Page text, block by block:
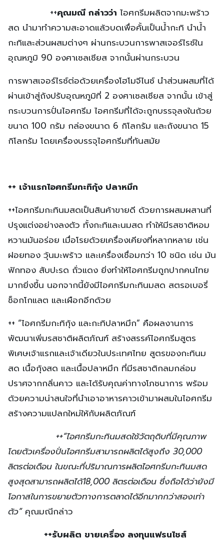
++คุณมณี กล่าวว่า ไอศกรีมผลิตจากมะพร้าว
สด นำมาทำความสะอาดแล้วบดเพื่อคั้นเป็นน้ำกะทิ นำน้ำ
กะทิและส่วนผสมต่างๆ ผ่านกระบวนการพาสเจอร์ไรซ์ใน
อุณหภูมิ 90 องศาเซลเซียส จากนั้นผ่านกระบวน
การพาสเจอร์ไรซ์ต่อด้วยเครื่องโฮโมจีไนซ์ นำส่วนผสมที่ได้
ผ่านเข้าสู่ถังปรับอุณหภูมิที่ 2 องศาเซลเซียส จากนั้น เข้าสู่
กระบวนการปั่นไอศกรีม ไอศกรีมที่ได้จะถูกบรรจุลงในถ้วย
ขนาด 100 กรัม กล่องขนาด 6 กิโลกรัม และถังขนาด 15
กิโลกรัม โดยเครื่องบรรจุไอศกรีมที่ทันสมัย
++ เจ้าแรกไอศกรีมกะทิกุ้ง ปลาหมึก
++ไอศกรีมกะทินมสดเป็นสินค้าขายดี ด้วยการผสมผสานที่
ปรุงแต่งอย่างลงตัว ทั้งกะทิและนมสด ทำให้มีรสชาติหอม
หวานมันอร่อย เมื่อโรยด้วยเครื่องเคียงที่หลากหลาย เช่น
ฝอยทอง วุ้นมะพร้าว และเครื่องเชื่อมกว่า 10 ชนิด เช่น มัน
ฟักทอง สับปะรด ถั่วแดง ยิ่งทำให้ไอศกรีมถูกปากคนไทย
มากยิ่งขึ้น นอกจากนี้ยังมีไอศกรีมกะทินมสด สตรอเบอรี่
ช็อกโกแลต และเผือกอีกด้วย
++ “ไอศกรีมกะทิกุ้ง และกะทิปลาหมึก” คือผลงานการ
พัฒนาเพิ่มรสชาติผลิตภัณฑ์ สร้างสรรค์ไอศกรีมสูตร
พิเศษเจ้าแรกและเจ้าเดียวในประเทศไทย สูตรของกะทินม
สด เนื้อกุ้งสด และเนื้อปลาหมึก ที่มีรสชาติกลมกล่อม
ปราศจากกลิ่นคาว และได้รับคุณค่าทางโภชนาการ พร้อม
ด้วยความน่าสนใจที่นำเอาอาหารคาวเข้ามาผสมในไอศกรีม
สร้างความแปลกใหม่ให้กับผลิตภัณฑ์
++“ไอศกรีมกะทินมสดใช้วัตถุดิบที่มีคุณภาพ
โดยตัวเครื่องปั่นไอศกรีมสามารถผลิตได้สูงถึง 30,000
ลิตรต่อเดือน ในขณะที่ปริมาณการผลิตไอศกรีมกะทินมสด
สูงสุดสามารถผลิตได้18,000 ลิตรต่อเดือน ซึ่งถือได้ว่ายังมี
โอกาสในการขยายตัวทางการตลาดได้อีกมากกว่าสองเท่า
ตัว”คุณมณีกล่าว
++รับผลิต ขายเครื่อง ลงทุนแฟรนไชส์